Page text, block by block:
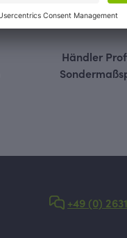
Händler
+49 (0)